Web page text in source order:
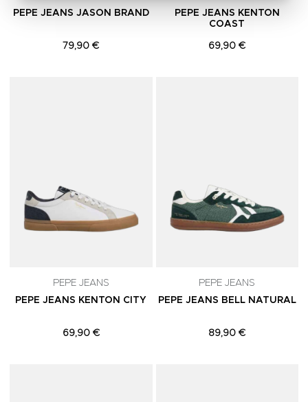
PEPE JEANS JASON BRAND
79,90 €
PEPE JEANS KENTON
COAST
69,90 €
PEPE JEANS
PEPE JEANS KENTON CITY
69,90 €
PEPE JEANS
PEPE JEANS BELL NATURAL
89,90 €